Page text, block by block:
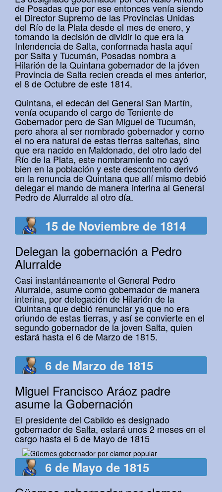
de Posadas que por ese entonces venía siendo
el Director Supremo de las Provincias Unidas
del Río de la Plata desde el mes de enero, y
tomando la decisión de dividir lo que era la
Intendencia de Salta, conformada hasta aquí
por Salta y Tucumán, Posadas nombra a
Hilarión de la Quintana gobernador de la jóven
Provincia de Salta recien creada el mes anterior,
el 8 de Octubre de este 1814.
Quintana, el edecán del General San Martín,
venía ocupando el cargo de Teniente de
Gobernador pero de San Miguel de Tucumán,
pero ahora al ser nombrado gobernador y como
el no era natural de estas tierras salteñas, sino
que era nacido en Maldonado, del otro lado del
Río de la Plata, este nombramiento no cayó
bien en la población y este descontento derivó
en la renuncia de Quintana que allí mismo debió
delegar el mando de manera interina al General
Pedro de Alurralde al otro día.
15 de Noviembre de 1814
Delegan la gobernación a Pedro
Alurralde
Casi instantáneamente el General Pedro
Alurralde, asume como gobernador de manera
interina, por delegación de Hilarión de la
Quintana que debió renunciar ya que no era
oriundo de estas tierras, y así se convierte en el
segundo gobernador de la joven Salta, quien
estará hasta el 6 de Marzo de 1815.
6 de Marzo de 1815
Miguel Francisco Aráoz padre
asume la Gobernación
El presidente del Cabildo es designado
gobernador de Salta, estará unos 2 meses en el
cargo hasta el 6 de Mayo de 1815
6 de Mayo de 1815